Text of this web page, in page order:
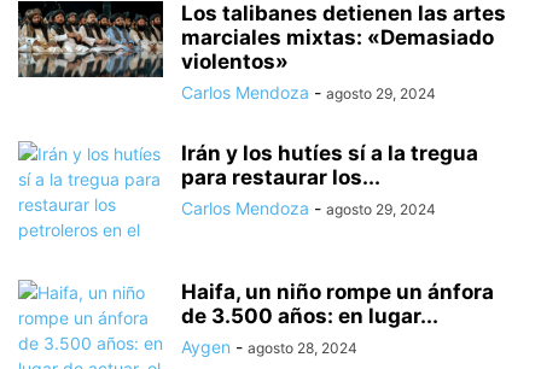
Los talibanes detienen las artes
marciales mixtas: «Demasiado
violentos»
Carlos Mendoza - agosto 29, 2024
Irán y los hutíes sí a la tregua
para restaurar los...
Carlos Mendoza - agosto 29, 2024
Haifa, un niño rompe un ánfora
de 3.500 años: en lugar...
Aygen - agosto 28, 2024